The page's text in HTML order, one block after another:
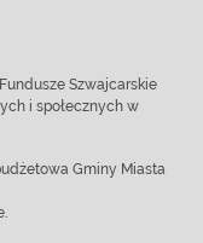
Szwajcarskie
i społecznych w
Gminy Miasta